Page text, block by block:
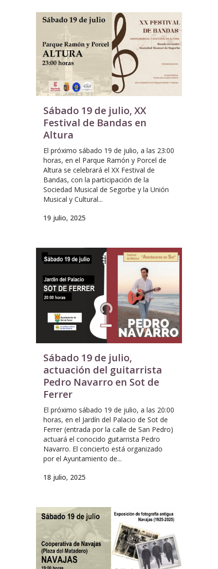
Sábado 19 de julio, XX
Festival de Bandas en
Altura
El próximo sábado 19 de julio, a las 23:00
horas, en el Parque Ramón y Porcel de
Altura se celebrará el XX Festival de
Bandas, con la participación de la
Sociedad Musical de Segorbe y la Unión
Musical y Cultural...
19 julio, 2025
Sábado 19 de julio,
actuación del guitarrista
Pedro Navarro en Sot de
Ferrer
El próximo sábado 19 de julio, a las 20:00
horas, en el Jardín del Palacio de Sot de
Ferrer (entrada por la calle de San Pedro)
actuará el conocido guitarrista Pedro
Navarro. El concierto está organizado
por el Ayuntamiento de...
18 julio, 2025